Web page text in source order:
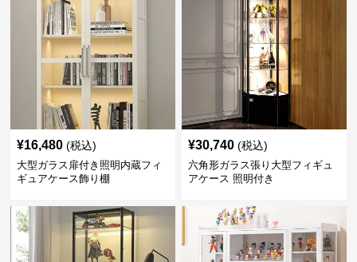
¥16,480 (税込)
大型ガラス扉付き照明内蔵フィ
ギュアケース飾り棚
¥30,740 (税込)
六角形ガラス張り大型フィギュ
アケース 照明付き